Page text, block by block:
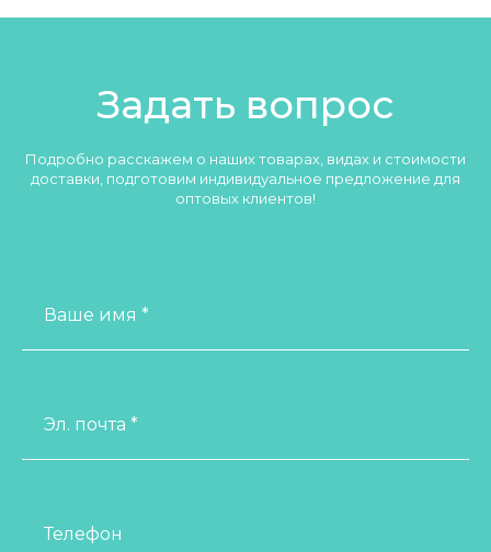
Задать вопрос
Подробно расскажем о наших товарах, видах и стоимости
доставки, подготовим индивидуальное предложение для
оптовых клиентов!
Ваше имя *
Эл. почта *
Телефон